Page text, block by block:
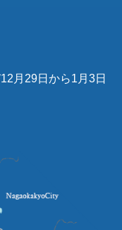
月29日から1月3日